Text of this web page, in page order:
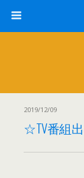
2019/12/09
☆TV番組